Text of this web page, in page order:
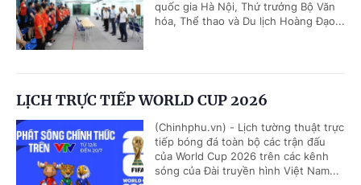
quốc gia Hà Nội, Thứ trưởng Bộ Văn
hóa, Thể thao và Du lịch Hoàng Đạo...
LỊCH TRỰC TIẾP WORLD CUP 2026
(Chinhphu.vn) - Lịch tường thuật trực
tiếp bóng đá toàn bộ các trận đấu
của World Cup 2026 trên các kênh
sóng của Đài truyền hình Việt Nam...